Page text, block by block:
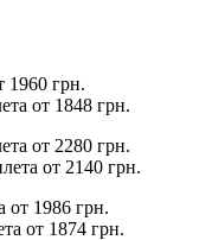
1960 грн.
от 1848 грн.
от 2280 грн.
от 2140 грн.
1986 грн.
от 1874 грн.